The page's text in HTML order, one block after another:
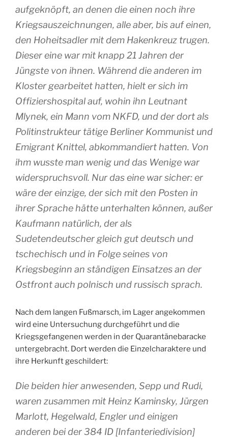
aufgeknöpft, an denen die einen noch ihre
Kriegsauszeichnungen, alle aber, bis auf einen,
den Hoheitsadler mit dem Hakenkreuz trugen.
Dieser eine war mit knapp 21 Jahren der
Jüngste von ihnen. Während die anderen im
Kloster gearbeitet hatten, hielt er sich im
Offiziershospital auf, wohin ihn Leutnant
Mlynek, ein Mann vom NKFD, und der dort als
Politinstrukteur tätige Berliner Kommunist und
Emigrant Knittel, abkommandiert hatten. Von
ihm wusste man wenig und das Wenige war
widerspruchsvoll. Nur das eine war sicher: er
wäre der einzige, der sich mit den Posten in
ihrer Sprache hätte unterhalten können, außer
Kaufmann natürlich, der als
Sudetendeutscher gleich gut deutsch und
tschechisch und in Folge seines von
Kriegsbeginn an ständigen Einsatzes an der
Ostfront auch polnisch und russisch sprach.
Nach dem langen Fußmarsch, im Lager angekommen
wird eine Untersuchung durchgeführt und die
Kriegsgefangenen werden in der Quarantänebaracke
untergebracht. Dort werden die Einzelcharaktere und
ihre Herkunft geschildert:
Die beiden hier anwesenden, Sepp und Rudi,
waren zusammen mit Heinz Kaminsky, Jürgen
Marlott, Hegelwald, Engler und einigen
anderen bei der 384 ID [Infanteriedivision]